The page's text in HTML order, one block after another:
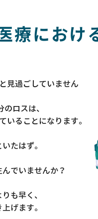
療におけ
見過ごしていません
ロスは、
いることになります。
たはず。
でいませんか？
も早く、
げます。